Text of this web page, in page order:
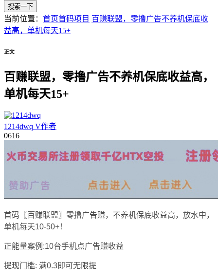
搜索一下
当前位置： 首页首码项目 百赚联盟，零撸广告不养机保底收
益高，单机每天15+
正文
百赚联盟，零撸广告不养机保底收益高，
单机每天15+
1214dwq V作者
0616
首码〖百赚联盟〗零撸广告赚，不养机保底收益高，放水中，
单机每天10-50+！
正能量案例:10台手机点广告赚收益
提现门槛: 满0.3即可无限提